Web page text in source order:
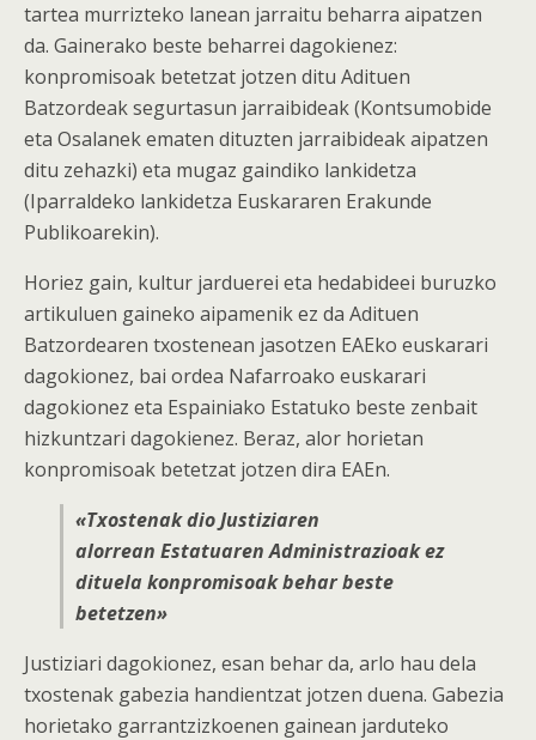
tartea murrizteko lanean jarraitu beharra aipatzen
da. Gainerako beste beharrei dagokienez:
konpromisoak betetzat jotzen ditu Adituen
Batzordeak segurtasun jarraibideak (Kontsumobide
eta Osalanek ematen dituzten jarraibideak aipatzen
ditu zehazki) eta mugaz gaindiko lankidetza
(Iparraldeko lankidetza Euskararen Erakunde
Publikoarekin).
Horiez gain, kultur jarduerei eta hedabideei buruzko
artikuluen gaineko aipamenik ez da Adituen
Batzordearen txostenean jasotzen EAEko euskarari
dagokionez, bai ordea Nafarroako euskarari
dagokionez eta Espainiako Estatuko beste zenbait
hizkuntzari dagokienez. Beraz, alor horietan
konpromisoak betetzat jotzen dira EAEn.
«Txostenak dio Justiziaren
alorrean Estatuaren Administrazioak ez
dituela konpromisoak behar beste
betetzen»
Justiziari dagokionez, esan behar da, arlo hau dela
txostenak gabezia handientzat jotzen duena. Gabezia
horietako garrantzizkoenen gainean jarduteko